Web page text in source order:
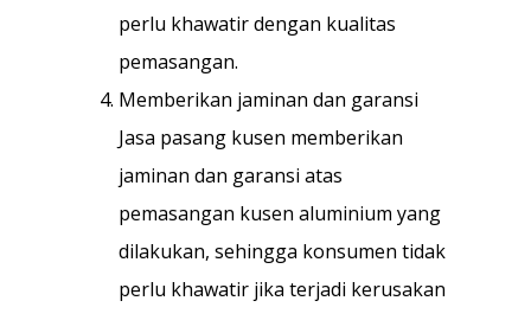
perlu khawatir dengan kualitas
pemasangan.
Memberikan jaminan dan garansi
Jasa pasang kusen memberikan
jaminan dan garansi atas
pemasangan kusen aluminium yang
dilakukan, sehingga konsumen tidak
perlu khawatir jika terjadi kerusakan